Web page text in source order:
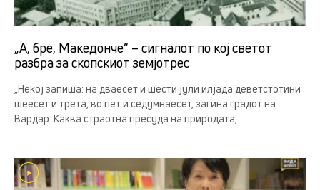
„А, бре, Македонче“ – сигналот по кој светот
разбра за скопскиот земјотрес
„Некој запиша: на дваесет и шести јули илјада деветстотини
шеесет и трета, во пет и седумнаесет, загина градот на
Вардар. Каква страотна пресуда на природата,